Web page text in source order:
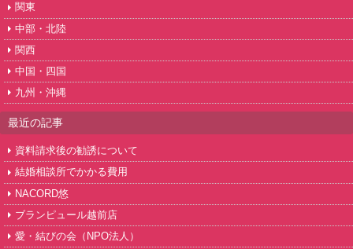
関東
中部・北陸
関西
中国・四国
九州・沖縄
最近の記事
資料請求後の勧誘について
結婚相談所でかかる費用
NACORD悠
ブランピュール越前店
愛・結びの会（NPO法人）